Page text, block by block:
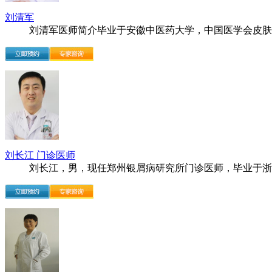
刘清军
刘清军医师简介毕业于安徽中医药大学，中国医学会皮
刘长江 门诊医师
刘长江，男，现任郑州银屑病研究所门诊医师，毕业于